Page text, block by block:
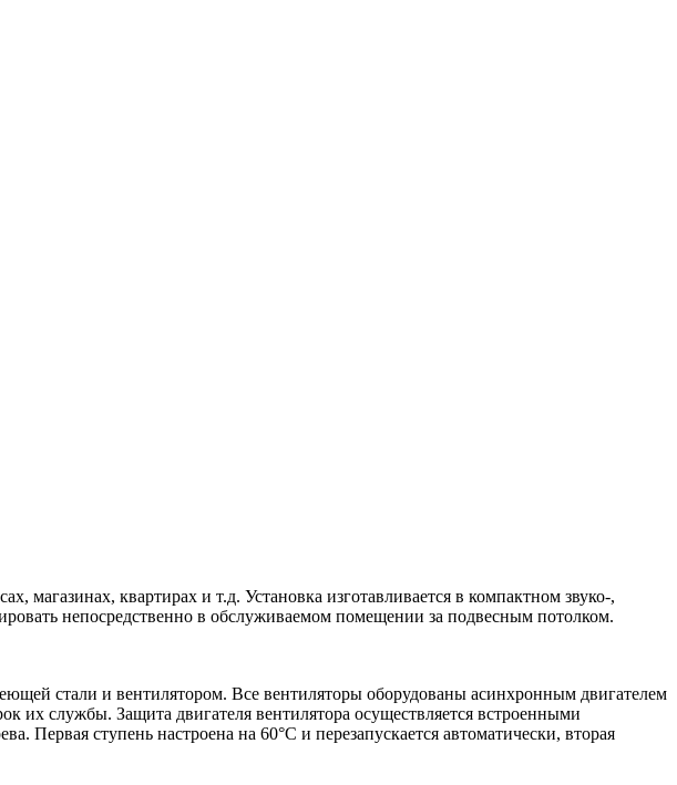
квартирах и т.д. Установка изготавливается в компактном звуко-,
непосредственно в обслуживаемом помещении за подвесным потолком.
стали и вентилятором. Все вентиляторы оборудованы асинхронным двигателем
службы. Защита двигателя вентилятора осуществляется встроенными
Первая ступень настроена на 60°С и перезапускается автоматически, вторая